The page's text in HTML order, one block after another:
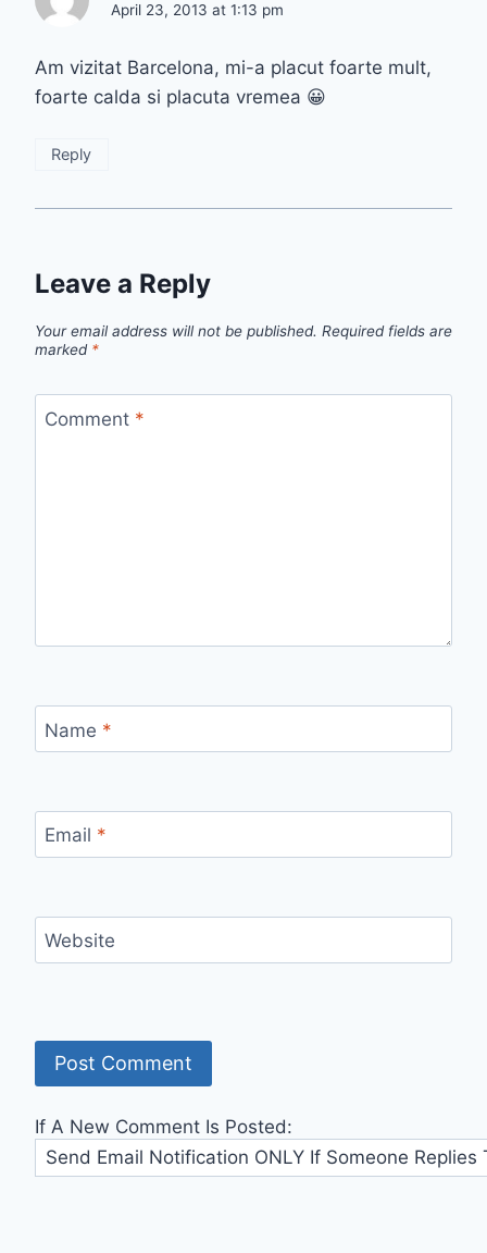
April 23, 2013 at 1:13 pm
Am vizitat Barcelona, mi-a placut foarte mult,
foarte calda si placuta vremea 😀
Reply
Leave a Reply
Your email address will not be published. Required fields are
marked *
Comment *
Name *
Email *
Website
If A New Comment Is Posted: